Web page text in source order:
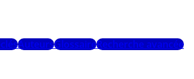
AuteursGlossaireRecherche avancée